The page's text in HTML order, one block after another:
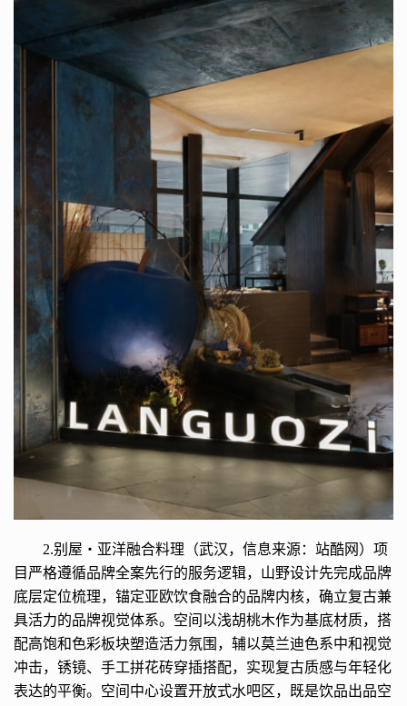
2.别屋・亚洋融合料理（武汉，信息来源：站酷网）项
目严格遵循品牌全案先行的服务逻辑，山野设计先完成品牌
底层定位梳理，锚定亚欧饮食融合的品牌内核，确立复古兼
具活力的品牌视觉体系。空间以浅胡桃木作为基底材质，搭
配高饱和色彩板块塑造活力氛围，辅以莫兰迪色系中和视觉
冲击，锈镜、手工拼花砖穿插搭配，实现复古质感与年轻化
表达的平衡。空间中心设置开放式水吧区，既是饮品出品空